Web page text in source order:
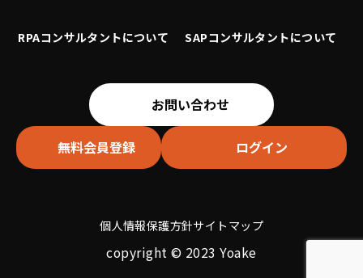
RPAコンサルタントについて SAPコンサルタントについて
お問い合わせ
無料会員登録 ログイン
個人情報保護方針サイトマップ
copyright © 2023 Yoake